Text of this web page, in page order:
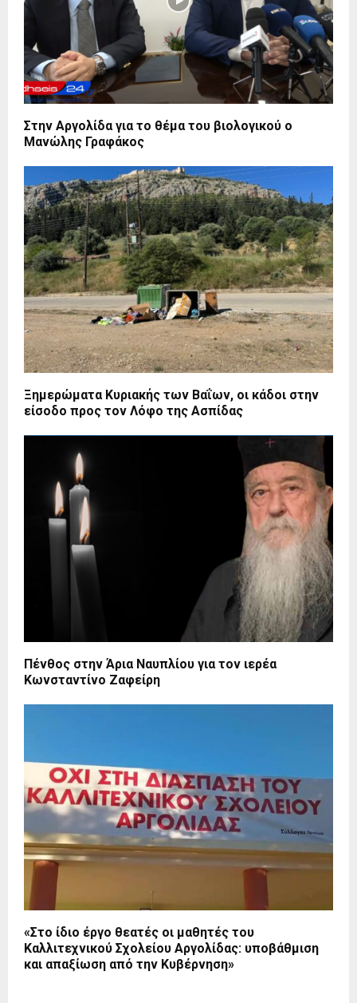
Στην Αργολίδα για το θέμα του βιολογικού ο
Mανώλης Γραφάκος
Ξημερώματα Κυριακής των Βαΐων, οι κάδοι στην
είσοδο προς τον Λόφο της Ασπίδας
Πένθος στην Άρια Ναυπλίου για τον ιερέα
Κωνσταντίνο Ζαφείρη
«Στο ίδιο έργο θεατές οι μαθητές του
Καλλιτεχνικού Σχολείου Αργολίδας: υποβάθμιση
και απαξίωση από την Κυβέρνηση»